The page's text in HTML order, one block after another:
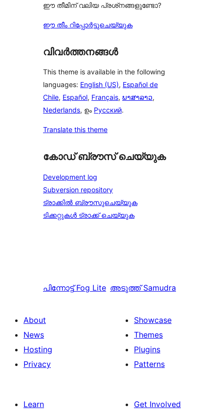
ഈ തീമിന് വലിയ പ്രശ്‌നങ്ങളുണ്ടോ?
ഈ തീം റിപ്പോർട്ടുചെയ്യുക
വിവർത്തനങ്ങൾ
This theme is available in the following
languages: English (US), Español de
Chile, Español, Français, ພາສາລາວ,
Nederlands, ഉം Русский.
Translate this theme
കോഡ് ബ്രൗസ് ചെയ്യുക
Development log
Subversion repository
ട്രാക്കിൽ ബ്രൗസുചെയ്യുക
ടിക്കറ്റുകൾ ട്രാക്ക് ചെയ്യുക
പിന്നോട്ട് Fog Lite അടുത്ത്Samudra
About
News
Hosting
Privacy
Showcase
Themes
Plugins
Patterns
Learn
Get Involved